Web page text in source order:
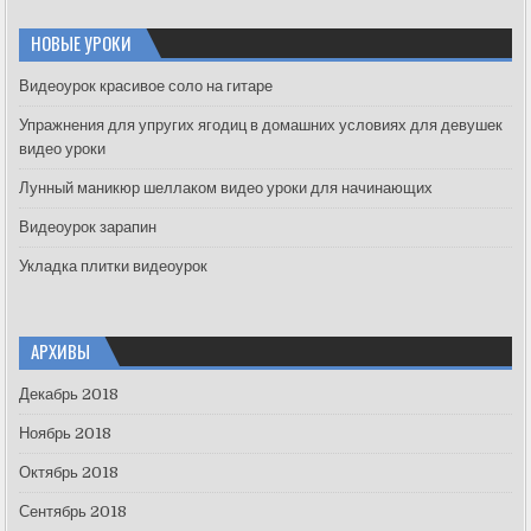
h
f
r
:
НОВЫЕ УРОКИ
Видеоурок красивое соло на гитаре
Упражнения для упругих ягодиц в домашних условиях для девушек
видео уроки
Лунный маникюр шеллаком видео уроки для начинающих
Видеоурок зарапин
Укладка плитки видеоурок
АРХИВЫ
Декабрь 2018
Ноябрь 2018
Октябрь 2018
Сентябрь 2018